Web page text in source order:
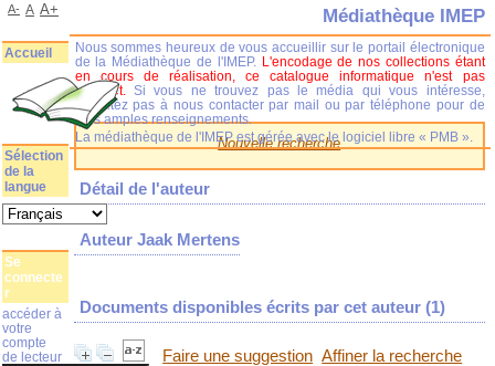
Nouvelle recherche
Détail de l'auteur
Auteur Jaak Mertens
Documents disponibles écrits par cet auteur (1)
Faire une suggestion Affiner la recherche
Médiathèque IMEP
Nous sommes heureux de vous accueillir sur le portail électronique
de la Médiathèque de l'IMEP. L'encodage de nos collections étant
en cours de réalisation, ce catalogue informatique n'est pas
complet.
Si vous ne trouvez pas le média qui vous intéresse,
n'hésitez pas à nous contacter par mail ou par téléphone pour de
plus amples renseignements.
La médiathèque de l'IMEP est gérée avec le logiciel libre « PMB ».
A- A A+
Accueil
Sélection
de la
langue
Se
connecte
r
accéder à
votre
compte
de lecteur